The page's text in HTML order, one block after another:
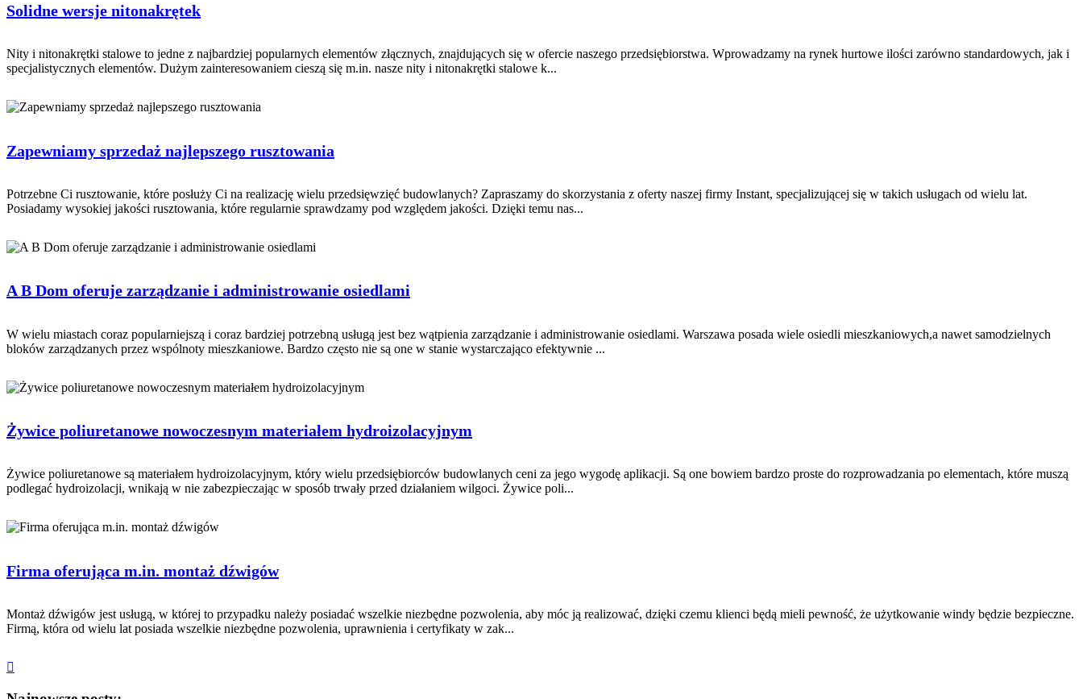
Solidne wersje nitonakrętek
Nity i nitonakrętki stalowe to jedne z najbardziej popularnych elementów złącznych, znajdujących się w ofercie naszego przedsiębiorstwa. Wprowadzamy na rynek hurtowe ilości zarówno standardowych, jak i
specjalistycznych elementów. Dużym zainteresowaniem cieszą się m.in. nasze nity i nitonakrętki stalowe k...
Zapewniamy sprzedaż najlepszego rusztowania
Potrzebne Ci rusztowanie, które posłuży Ci na realizację wielu przedsięwzięć budowlanych? Zapraszamy do skorzystania z oferty naszej firmy Instant, specjalizującej się w takich usługach od wielu lat.
Posiadamy wysokiej jakości rusztowania, które regularnie sprawdzamy pod względem jakości. Dzięki temu nas...
A B Dom oferuje zarządzanie i administrowanie osiedlami
W wielu miastach coraz popularniejszą i coraz bardziej potrzebną usługą jest bez wątpienia zarządzanie i administrowanie osiedlami. Warszawa posada wiele osiedli mieszkaniowych,a nawet samodzielnych
bloków zarządzanych przez wspólnoty mieszkaniowe. Bardzo często nie są one w stanie wystarczająco efektywnie ...
Żywice poliuretanowe nowoczesnym materiałem hydroizolacyjnym
Żywice poliuretanowe są materiałem hydroizolacyjnym, który wielu przedsiębiorców budowlanych ceni za jego wygodę aplikacji. Są one bowiem bardzo proste do rozprowadzania po elementach, które muszą
podlegać hydroizolacji, wnikają w nie zabezpieczając w sposób trwały przed działaniem wilgoci. Żywice poli...
Firma oferująca m.in. montaż dźwigów
Montaż dźwigów jest usługą, w której to przypadku należy posiadać wszelkie niezbędne pozwolenia, aby móc ją realizować, dzięki czemu klienci będą mieli pewność, że użytkowanie windy będzie bezpieczne.
Firmą, która od wielu lat posiada wszelkie niezbędne pozwolenia, uprawnienia i certyfikaty w zak...